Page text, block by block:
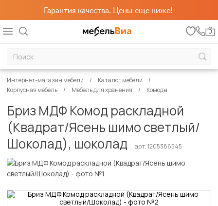
Гарантия качества. Цены еще ниже!
0
Интернет-магазин мебели
Каталог мебели
Корпусная мебель
Мебель для хранения Комоды
Бриз МДФ Комод раскладной
(Квадрат/Ясень шимо светлый/
Шоколад), шоколад
арт. 1205386545